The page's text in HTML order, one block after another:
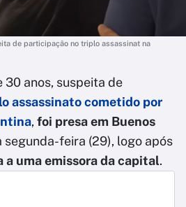
de participação no triplo assassinat na
30 anos, suspeita de
assassinato cometido por
, foi presa em Buenos
segunda-feira (29), logo após
uma emissora da capital.